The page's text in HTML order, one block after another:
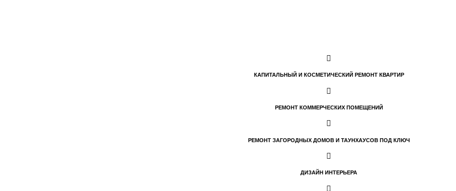
КАПИТАЛЬНЫЙ И КОСМЕТИЧЕСКИЙ РЕМОНТ КВАРТИР
РЕМОНТ КОММЕРЧЕСКИХ ПОМЕЩЕНИЙ
РЕМОНТ ЗАГОРОДНЫХ ДОМОВ И ТАУНХАУСОВ ПОД КЛЮЧ
ДИЗАЙН ИНТЕРЬЕРА